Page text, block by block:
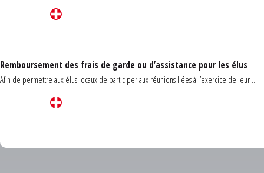
Remboursement des frais de garde ou d’assistance pour les élus
Afin de permettre aux élus locaux de participer aux réunions liées à l’exercice de leur ...